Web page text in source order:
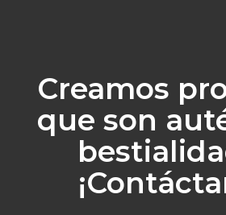
Creamos
que son